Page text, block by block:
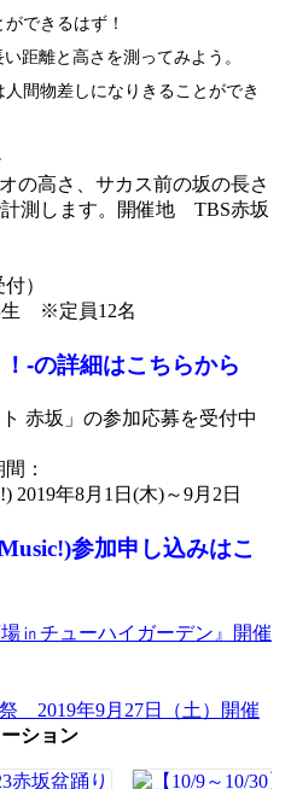
できるはず！
い距離と高さを測ってみよう。
間物差しになりきることができ
の高さ、サカス前の坂の長さ
測します。開催地 TBS赤坂
）
生 ※定員12名
-の詳細はこちらから
赤坂」の参加応募を受付中
：
2019年8月1日(木)～9月2日
参加申し込みはこ
㏌チューハイガーデン』開催
2019年9月27日（土）開催
ション